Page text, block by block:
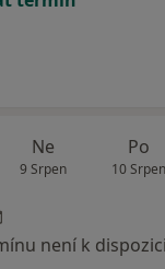
Ne
9 Srpen
Po
10 Srpen
není k dispozici